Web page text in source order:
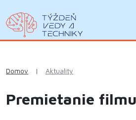
Domov | Aktuality
Premietanie filmu